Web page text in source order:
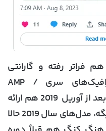
فراتر رفته و گارانتی
بلندمدتی رو برای کارت‌ گرافیک‌های سری AMP /
ArcticStorm با شرط تاریخ خرید بعد از آوریل 2019 هم ارائه
داده. با اضافه شدن دو سال دیگه، مدل‌های سال 2019 حالا